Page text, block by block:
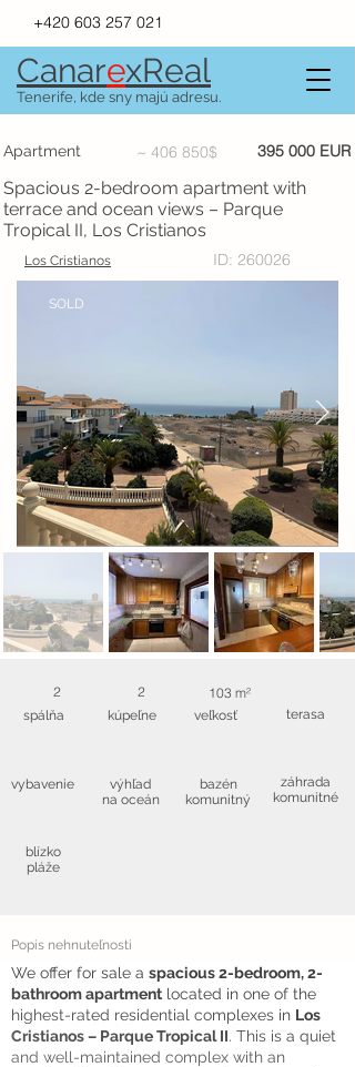
+420 603 257 021
CanarexReal
Tenerife, kde sny majú adresu.
Apartment ~ 406 850$ 395 000 EUR
Spacious 2-bedroom apartment with
terrace and ocean views – Parque
Tropical II, Los Cristianos
Los Cristianos ID: 260026
SOLD
2
spálňa
2
kúpeľne
103 m²
veľkosť
vybavenie
blízko
pláže
výhľad
na oceán
bazén
komunitný
terasa
záhrada
komunitné
Popis nehnuteľnosti
We offer for sale a spacious 2-bedroom, 2-
bathroom apartment located in one of the
highest-rated residential complexes in Los
Cristianos – Parque Tropical II. This is a quiet
and well-maintained complex with an